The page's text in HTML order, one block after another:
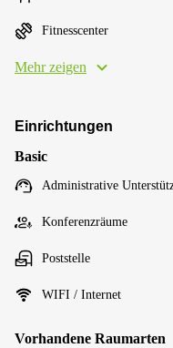
Fitnesscenter
Mehr zeigen
Einrichtungen
Basic
Administrative
Konferenzräume
Poststelle
WIFI / Internet
Vorhandene Raumarten